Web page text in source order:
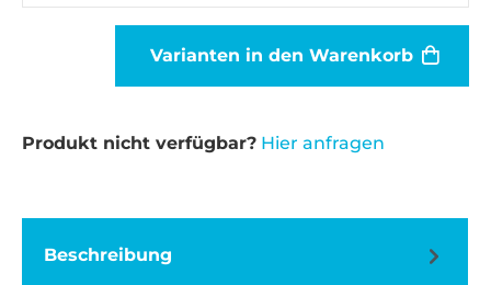
Varianten in den Warenkorb
Produkt nicht verfügbar? Hier anfragen
Beschreibung